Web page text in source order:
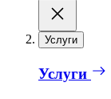
Услуги
Услуги